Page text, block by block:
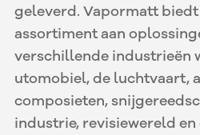
geleverd. Vapormatt biedt
assortiment aan
verschillende industrieën
utomobiel, de luchtvaart,
composieten,
industrie, revisiewereld